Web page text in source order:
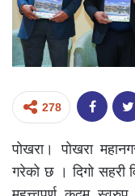
278
पोखरा। पोखरा
गरेको छ । दिगो सहरी